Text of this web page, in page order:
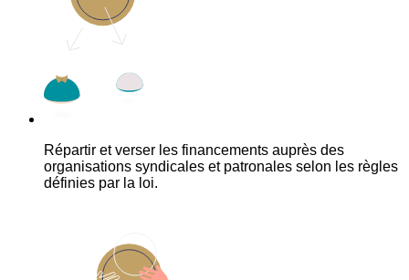
Répartir et verser les financements auprès des
organisations syndicales et patronales selon les règles
définies par la loi.